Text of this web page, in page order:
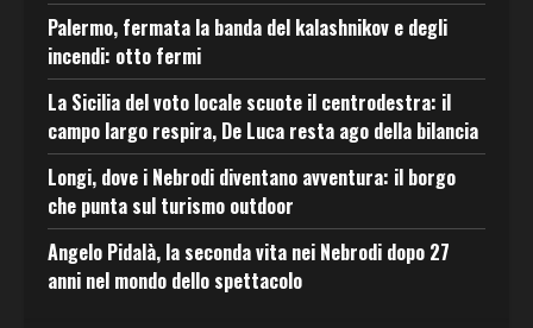
Palermo, fermata la banda del kalashnikov e degli
incendi: otto fermi
La Sicilia del voto locale scuote il centrodestra: il
campo largo respira, De Luca resta ago della bilancia
Longi, dove i Nebrodi diventano avventura: il borgo
che punta sul turismo outdoor
Angelo Pidalà, la seconda vita nei Nebrodi dopo 27
anni nel mondo dello spettacolo